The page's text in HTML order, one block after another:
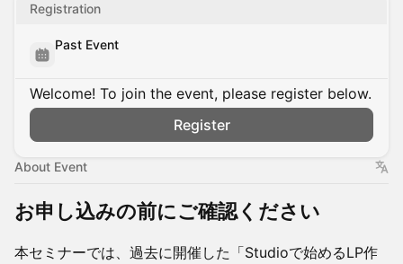
Registration
Past Event
Welcome! To join the event, please register below.
Register
About Event
お申し込みの前にご確認ください
​​本セミナーでは、過去に開催した「Studioで始めるLP作